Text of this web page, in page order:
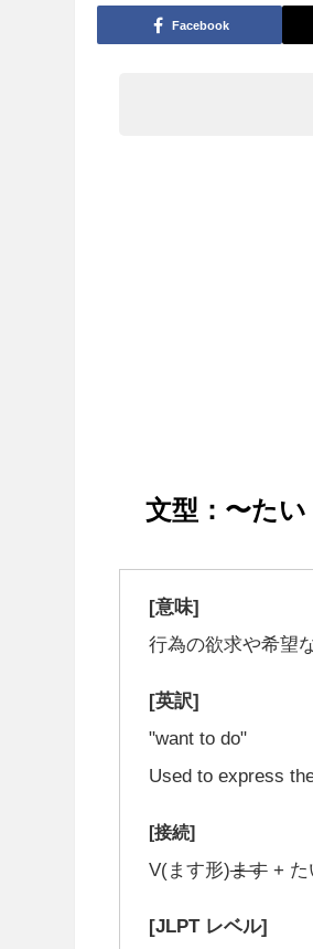
Facebook
文型：〜たい
[意味]
行為の欲求や希望
[英訳]
"want to do"
Used to express
[接続]
V(ます形)ます+ た
[JLPT レベル]